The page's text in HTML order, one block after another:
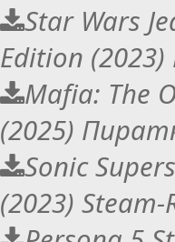
Star Wars
Edition
Mafia: The
(2025)
Sonic
(2023) Steam-